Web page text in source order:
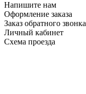
Напишите нам
Оформление заказа
Заказ обратного звонка
Личный кабинет
Схема проезда